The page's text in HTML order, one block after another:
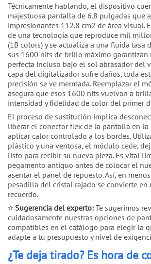
Técnicamente hablando, el dispositivo
majestuosa pantalla de 6.8 pulgadas que
impresionantes 112.8 cm2 de área visual.
de una tecnología que reproduce mil
(1B colors) y se actualiza a una fluida tasa
sus 1600 nits de brillo máximo
perfecta incluso bajo el sol abrasador del
capa del digitalizador sufre daños, toda
precisión se ve mermada. Reemplazar el
asegura que esos 1600 nits vuelvan a
intensidad y fidelidad de color del primer
El proceso de sustitución implica
liberar el conector flex de la pantalla en la
aplicar calor controlado a los bordes.
plástico y una ventosa, el módulo cede,
listo para recibir su nueva pieza. Es vital
pegamento antiguo antes de colocar el
asentar el panel de repuesto. Así, en
pesadilla del cristal rajado se convierte en
recuerdo.
⭐ Sugerencia del experto: Te sugerimos
cuidadosamente nuestras opciones de
compatibles en el catálogo para elegir la
adapte a tu presupuesto y nivel de
¿Te deja tirado? Es hora de